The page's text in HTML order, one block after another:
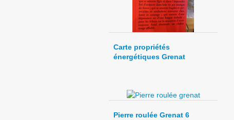
Carte propriétés
énergétiques Grenat
Pierre roulée Grenat 6